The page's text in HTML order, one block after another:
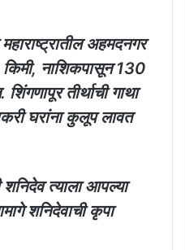
अहमदनगर
किमी, नाशिकपासून 130
तीर्थाची गाथा
घरांना कुलूप लावत
शनिदेव त्याला आपल्या
शनिदेवाची कृपा